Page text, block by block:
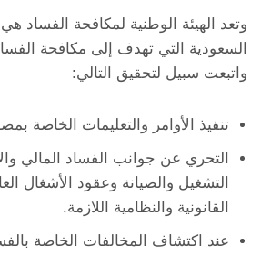
وتعد الهيئة الوطنية لمكافحة الفساد
السعودية التي تهدف إلى مكافحة
واتبعت سبيل لتحقيق التالي:
تنفيذ الأوامر والتعليمات الخاصة
التحري عن جوانب الفساد المالي
التشغيل والصيانة وعقود الأشغال
القانونية والنظامية اللازمة.
عند اكتشاف المخالفات الخاصة